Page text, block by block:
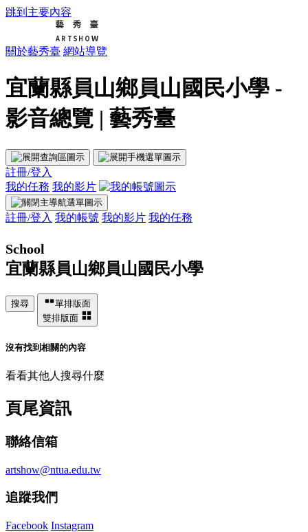
跳到主要內容
關於藝秀臺 網站導覽
宜蘭縣員山鄉員山國民小學 -
影音總覽 | 藝秀臺
註冊/登入
我的任務 我的影片
註冊/登入 我的帳號 我的影片 我的任務
School
宜蘭縣員山鄉員山國民小學
搜尋
單排版面
雙排版面
沒有找到相關的內容
看看其他人搜尋什麼
頁尾資訊
聯絡信箱
artshow@ntua.edu.tw
追蹤我們
Facebook Instagram